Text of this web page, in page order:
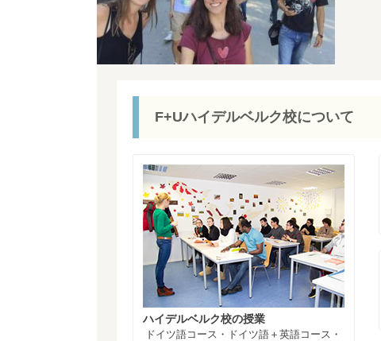
F+Uハイデルベルク校について
ハイデルベルク校の授業
ドイツ語コース・ドイツ語＋英語コース・